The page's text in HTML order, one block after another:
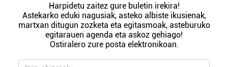
Harpidetu zaitez gure buletin irekira!
Astekarko eduki nagusiak, asteko albiste ikusienak,
martxan ditugun zozketa eta egitasmoak, asteburuko
egitarauen agenda eta askoz gehiago!
Ostiralero zure posta elektronikoan.